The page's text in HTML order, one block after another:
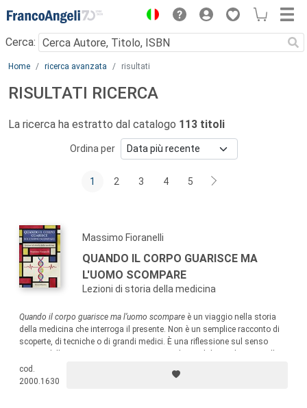
Menu
Cerca:
Main content
Home ricerca avanzata risultati
RISULTATI RICERCA
La ricerca ha estratto dal catalogo 113 titoli
Ordina per
1 2 3 4 5
Massimo Fioranelli
QUANDO IL CORPO GUARISCE MA
L'UOMO SCOMPARE
Lezioni di storia della medicina
Quando il corpo guarisce ma l’uomo scompare è un viaggio nella storia
della medicina che interroga il presente. Non è un semplice racconto di
scoperte, di tecniche o di grandi medici. È una riflessione sul senso
medicina tecnologica contemporanea, l’Autore ricostruisce le grandi
svolte che hanno trasformato il modo di pensare il corpo, la malattia e
cod.
2000.1630